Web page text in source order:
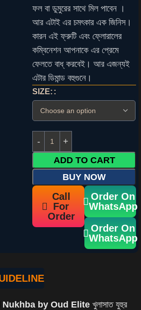
ফল বা ডুমুরের সাথে মিল পাবেন ।
আর এটাই এর চমৎকার এক জিনিস।
কারন এই ফ্রুটি এবং ফ্লোরালের
কম্বিনেশন আপনাকে এর প্রেমে
ফেলতে বাধ্ করবেই। আর এজন্যই
এটার ডিমান্ড বহুগুনে।
SIZE:
ADD TO CART
BUY NOW
Call
For
Order
Order On
WhatsApp
Order On
WhatsApp
by Oud Elite খুলাসাত যুহুর